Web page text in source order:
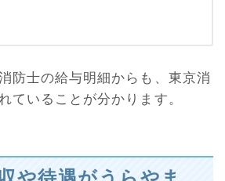
防士の給与明細からも、東京消
ていることが分かります。